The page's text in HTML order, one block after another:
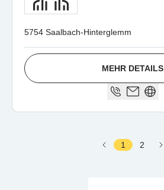
5754 Saalbach-Hinterglemm
MEHR DETAILS
1 2